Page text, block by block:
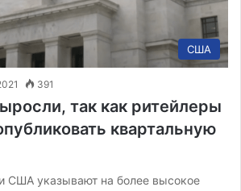
США
391
так как ритейлеры
квартальную
США указывают на более высокое